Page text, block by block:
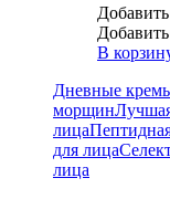
В
Дневные
морщин
лица
для лица
лица